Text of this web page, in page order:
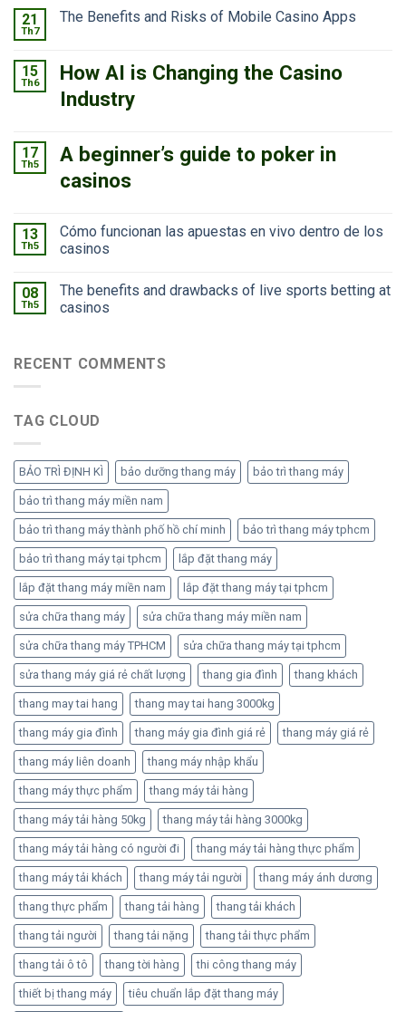
21
Th7
The Benefits and Risks of Mobile Casino Apps
15
Th6
How AI is Changing the Casino
Industry
17
Th5
A beginner’s guide to poker in
casinos
13
Th5
Cómo funcionan las apuestas en vivo dentro de los
casinos
08
Th5
The benefits and drawbacks of live sports betting at
casinos
RECENT COMMENTS
TAG CLOUD
BẢO TRÌ ĐỊNH KÌ bảo dưỡng thang máy bảo trì thang máy
bảo trì thang máy miền nam
bảo trì thang máy thành phố hồ chí minh bảo trì thang máy tphcm
bảo trì thang máy tại tphcm lắp đặt thang máy
lắp đặt thang máy miền nam lắp đặt thang máy tại tphcm
sửa chữa thang máy sửa chữa thang máy miền nam
sửa chữa thang máy TPHCM sửa chữa thang máy tại tphcm
sửa thang máy giá rẻ chất lượng thang gia đình thang khách
thang may tai hang thang may tai hang 3000kg
thang máy gia đình thang máy gia đình giá rẻ thang máy giá rẻ
thang máy liên doanh thang máy nhập khẩu
thang máy thực phẩm thang máy tải hàng
thang máy tải hàng 50kg thang máy tải hàng 3000kg
thang máy tải hàng có người đi thang máy tải hàng thực phẩm
thang máy tải khách thang máy tải người thang máy ánh dương
thang thực phẩm thang tải hàng thang tải khách
thang tải người thang tải nặng thang tải thực phẩm
thang tải ô tô thang tời hàng thi công thang máy
thiết bị thang máy tiêu chuẩn lắp đặt thang máy